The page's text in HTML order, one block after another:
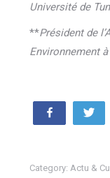
Université de
**Président de
Environnement
Partagez
Category:Actu &